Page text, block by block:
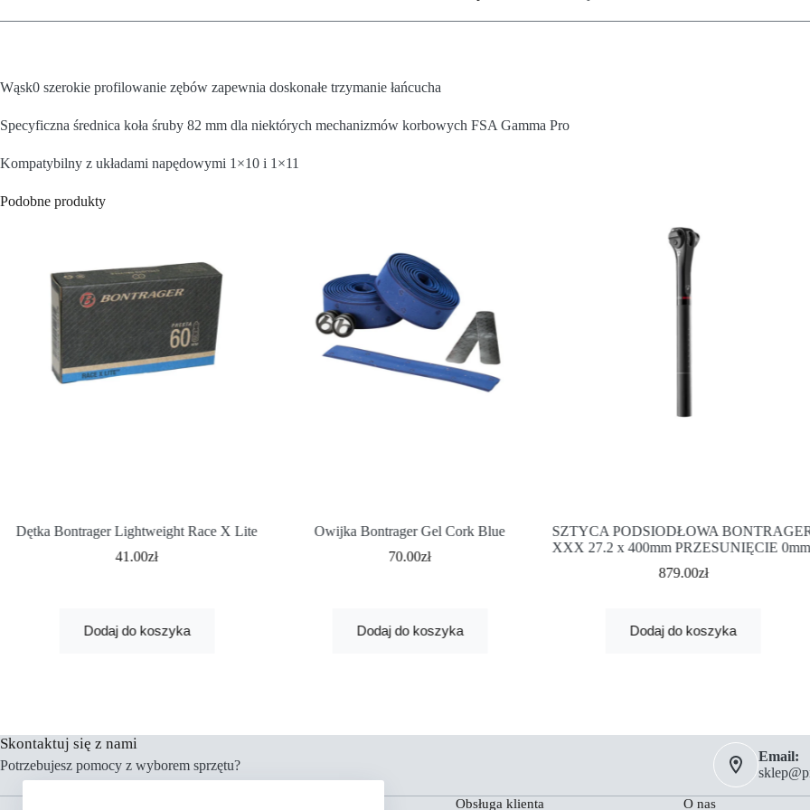
Wąsk0 szerokie profilowanie zębów zapewnia doskonałe trzymanie łańcucha
Specyficzna średnica koła śruby 82 mm dla niektórych mechanizmów korbowych FSA Gamma Pro
Kompatybilny z układami napędowymi 1×10 i 1×11
Podobne produkty
Dętka Bontrager Lightweight Race X Lite
41.00zł
Dodaj do koszyka
Owijka Bontrager Gel Cork Blue
70.00zł
Dodaj do koszyka
SZTYCA PODSIODŁOWA
XXX 27.2 x 400mm PRZESUNIĘCIE
879.00zł
Dodaj do koszyka
Skontaktuj się z nami
Potrzebujesz pomocy z wyborem sprzętu?
Email:
Obsługa klienta O nas